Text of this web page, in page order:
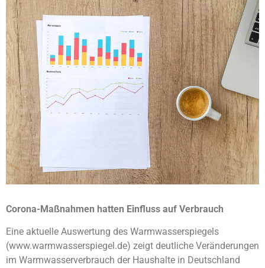
Corona-Maßnahmen hatten Einfluss auf Verbrauch
Eine aktuelle Auswertung des Warmwasserspiegels
(www.warmwasserspiegel.de) zeigt deutliche Veränderungen
im Warmwasserverbrauch der Haushalte in Deutschland